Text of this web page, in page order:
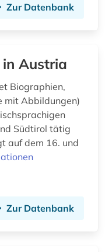
Zur Datenbank
Austria
Biographien,
mit Abbildungen)
Südtirol tätig
Zur Datenbank